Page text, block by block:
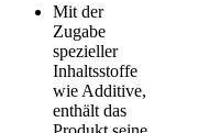
Mit der
Zugabe
spezieller
Inhaltsstoffe
wie Additive,
enthält das